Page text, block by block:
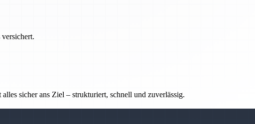
sicher ans Ziel – strukturiert, schnell und zuverlässig.